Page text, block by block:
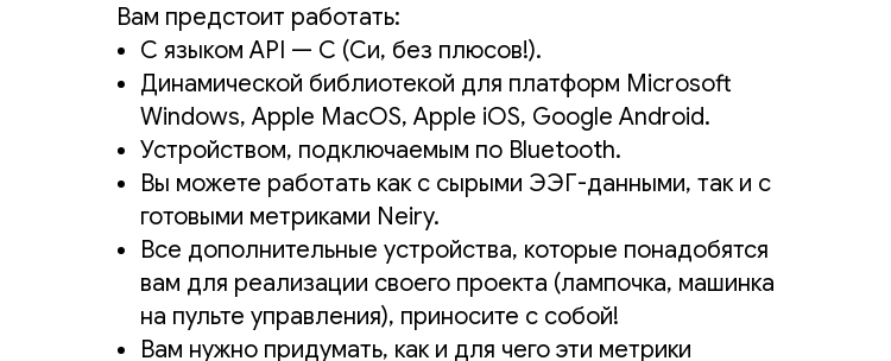
Вам предстоит работать:
С языком API — С (Си, без плюсов!).
Динамической библиотекой для платформ Microsoft
Windows, Apple MacOS, Apple iOS, Google Android.
Устройством, подключаемым по Bluetooth.
Вы можете работать как с сырыми ЭЭГ-данными, так и с
готовыми метриками Neiry.
Все дополнительные устройства, которые понадобятся
вам для реализации своего проекта (лампочка, машинка
на пульте управления), приносите с собой!
Вам нужно придумать, как и для чего эти метрики